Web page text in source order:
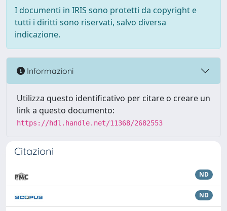
I documenti in IRIS sono protetti da copyright e
tutti i diritti sono riservati, salvo diversa
indicazione.
Informazioni
Utilizza questo identificativo per citare o creare un
link a questo documento:
https://hdl.handle.net/11368/2682553
Citazioni
ND
ND